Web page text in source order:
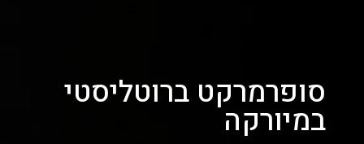
סופרמרקט ברוטליסטי
במיורקה